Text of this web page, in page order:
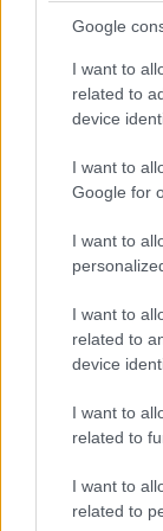
Google
I want to
related to
device
I want to
Google for
I want to
I want to
related to
device
I want to
related to
I want to
related to
Az SAP
vezető
központ
SAP
korábban
mérföldköve,
szerepét az
és marketing-